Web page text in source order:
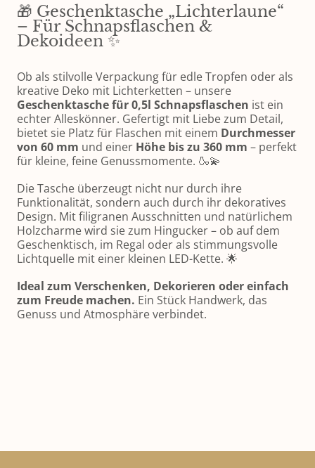
🎁 Geschenktasche „Lichterlaune“
– Für Schnapsflaschen &
Dekoideen ✨
Ob als stilvolle Verpackung für edle Tropfen oder als
Geschenktasche für 0,5l Schnapsflaschen ist ein
echter Alleskönner. Gefertigt mit Liebe zum Detail,
bietet sie Platz für Flaschen mit einem Durchmesser
von 60 mm und einer Höhe bis zu 360 mm – perfekt
für kleine, feine Genussmomente. 🍶💫
Die Tasche überzeugt nicht nur durch ihre
Funktionalität, sondern auch durch ihr dekoratives
Design. Mit filigranen Ausschnitten und natürlichem
Holzcharme wird sie zum Hingucker – ob auf dem
Geschenktisch, im Regal oder als stimmungsvolle
Lichtquelle mit einer kleinen LED-Kette. 🌟
Ideal zum Verschenken, Dekorieren oder einfach
zum Freude machen. Ein Stück Handwerk, das
Genuss und Atmosphäre verbindet.